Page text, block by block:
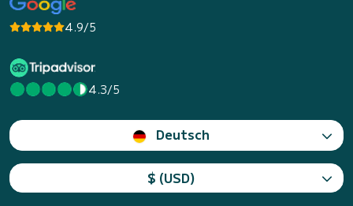
4.9/5
4.3/5
Deutsch
$ (USD)